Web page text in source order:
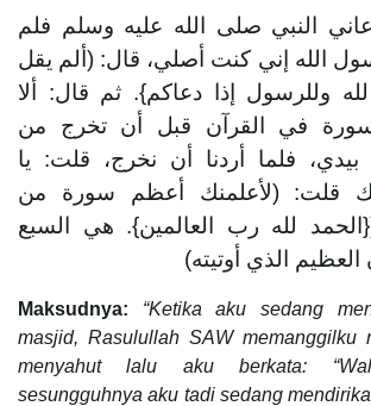
النبي صلى الله عليه وسلم فلم
الله إني كنت أصلي، قال: (ألم يقل
لله وللرسول إذا دعاكم}. ثم قال: ألا
في القرآن قبل أن تخرج من
فلما أردنا أن نخرج، قلت: يا
قلت: (لأعلمنك أعظم سورة من
لله رب العالمين}. هي ‌السبع
العظيم الذي أوتيته)
Maksudnya:
“Ketika aku sedang
masjid, Rasulullah SAW memanggilku
menyahut lalu aku berkata:
sesungguhnya aku tadi sedang